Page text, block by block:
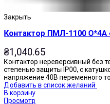
Закрыть
Контактор ПМЛ-1100 О*4А
₴1,040.65
Контактор нереверсивный без
степенью защиты IP00, с
напряжение 40В переменного
Добавить в список желаний
В корзину
Просмотр